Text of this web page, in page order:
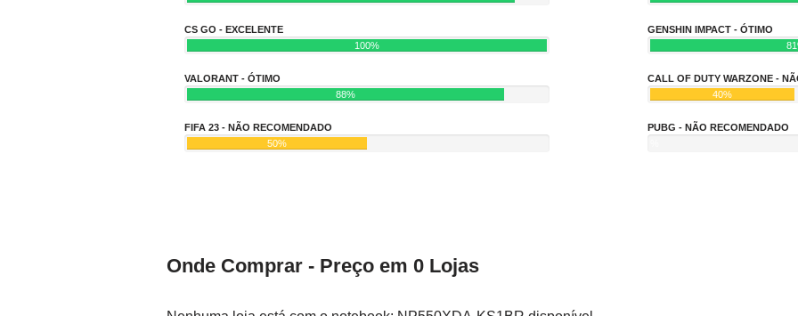
CS GO - EXCELENTE
100%
VALORANT - ÓTIMO
88%
FIFA 23 - NÃO RECOMENDADO
50%
GENSHIN IMPACT - ÓTIMO
CALL OF DUTY WARZONE -
40%
PUBG - NÃO RECOMENDADO
Onde Comprar - Preço em 0 Lojas